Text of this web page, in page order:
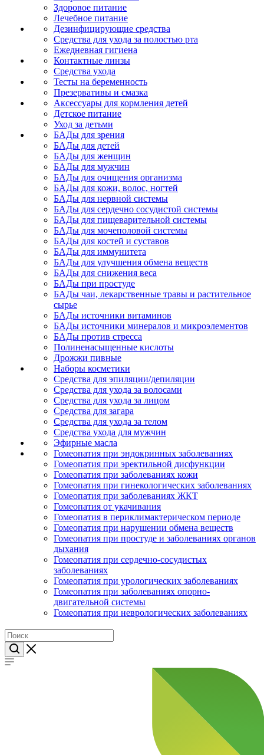
Здоровое питание
Лечебное питание
Дезинфицирующие средства
Средства для ухода за полостью рта
Ежедневная гигиена
Контактные линзы
Средства ухода
Тесты на беременность
Презервативы и смазка
Аксессуары для кормления детей
Детское питание
Уход за детьми
БАДы для зрения
БАДы для детей
БАДы для женщин
БАДы для мужчин
БАДы для очищения организма
БАДы для кожи, волос, ногтей
БАДы для нервной системы
БАДы для сердечно сосудистой системы
БАДы для пищеварительной системы
БАДы для мочеполовой системы
БАДы для костей и суставов
БАДы для иммунитета
БАДы для улучшения обмена веществ
БАДы для снижения веса
БАДы при простуде
БАДы чаи, лекарственные травы и растительное
сырье
БАДы источники витаминов
БАДы источники минералов и микроэлементов
БАДы против стресса
Полиненасыщенные кислоты
Дрожжи пивные
Наборы косметики
Средства для эпиляции/депиляции
Средства для ухода за волосами
Средства для ухода за лицом
Средства для загара
Средства для ухода за телом
Средства ухода для мужчин
Эфирные масла
Гомеопатия при эндокринных заболеваниях
Гомеопатия при эректильной дисфункции
Гомеопатия при заболеваниях кожи
Гомеопатия при гинекологических заболеваниях
Гомеопатия при заболеваниях ЖКТ
Гомеопатия от укачивания
Гомеопатия в периклимактерическом периоде
Гомеопатия при нарушении обмена веществ
Гомеопатия при простуде и заболеваниях органов
дыхания
Гомеопатия при сердечно-сосудистых
заболеваниях
Гомеопатия при урологических заболеваниях
Гомеопатия при заболеваниях опорно-
двигательной системы
Гомеопатия при неврологических заболеваниях